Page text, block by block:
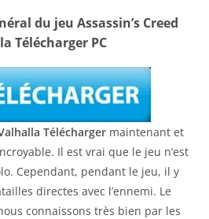
du jeu Assassin’s Creed
Télécharger PC
Télécharger maintenant et
Il est vrai que le jeu n’est
Cependant, pendant le jeu, il y
directes avec l’ennemi. Le
connaissons très bien par les